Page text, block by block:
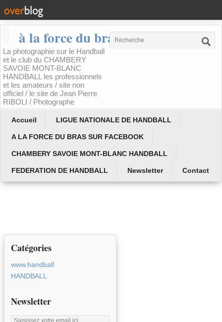
à la force du bras
La photographie sur le Handball
et le club du CHAMBERY
SAVOIE MONT-BLANC
HANDBALL les professionnels
et les amateurs / site non
officiel / le site de Jean Pierre
RIBOLI / Photographe
Accueil LIGUE NATIONALE DE HANDBALL
A LA FORCE DU BRAS SUR FACEBOOK
CHAMBERY SAVOIE MONT-BLANC HANDBALL
FEDERATION DE HANDBALL Newsletter Contact
Catégories
www.handball
HANDBALL
Newsletter